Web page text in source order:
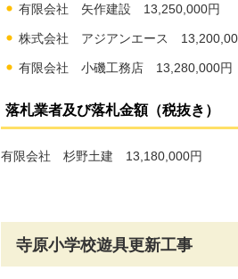
有限会社 矢作建設 13,250,000円
株式会社 アジアンエース
有限会社 小磯工務店 13,280,000円
落札業者及び落札金額（税抜き）
有限会社 杉野土建 13,180,000円
寺原小学校遊具更新工事